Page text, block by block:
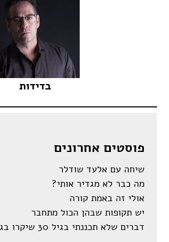
בדידות
פוסטים אחרונים
שיחה עם אלעד שודלר
מה כבר לא מגדיר אותי?
אולי זה באמת קורה
יש תקופות שבהן הכול מתחבר
דברים שלא תכננתי בגיל 30 שיקרו בגיל 59